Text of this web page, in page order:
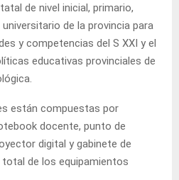
de nivel inicial, primario,
de la provincia para
y competencias del S XXI y el
educativas provinciales de
están compuestas por
docente, punto de
digital y gabinete de
de los equipamientos